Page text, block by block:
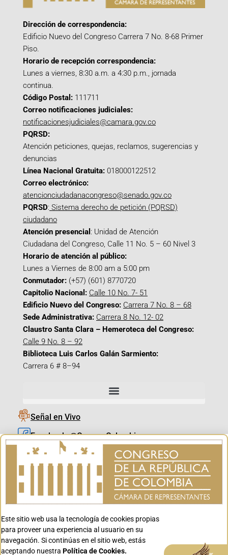
Dirección de correspondencia:
Edificio Nuevo del Congreso Carrera 7 No. 8-68 Primer
Piso.
Horario de recepción correspondencia:
Lunes a viernes, 8:30 a.m. a 4:30 p.m., jornada
continua.
Código Postal: 111711
Correo notificaciones judiciales:
notificacionesjudiciales@camara.gov.co
PQRSD:
Atención peticiones, quejas, reclamos, sugerencias y
denuncias
Línea Nacional Gratuita: 018000122512
Correo electrónico:
atencionciudadanacongreso@senado.gov.co
PQRSD: Sistema derecho de petición (PQRSD)
ciudadano
Atención presencial : Unidad de Atención
Ciudadana del Congreso, Calle 11 No. 5 – 60 Nivel 3
Horario de atención al público:
Lunes a Viernes de 8:00 am a 5:00 pm
Conmutador: (+57) (601) 8770720
Capitolio Nacional: Calle 10 No. 7- 51
Edificio Nuevo del Congreso: Carrera 7 No. 8 – 68
Sede Administrativa: Carrera 8 No. 12- 02
Claustro Santa Clara – Hemeroteca del Congreso:
Calle 9 No. 8 – 92
Biblioteca Luis Carlos Galán Sarmiento:
Carrera 6 # 8–94
Señal en Vivo
Facebook_@CamaraColombia
Instagram_@CamaraColombia
X_@CamaraColombia
Youtube_@CamaraColombia
Youtube_@CanalCongreso
Este sitio web usa la tecnología de cookies propias
para proveer una experiencia al usuario en su
navegación. Si continúas en el sitio web, estás
aceptando nuestra Política de Cookies. Aceptar